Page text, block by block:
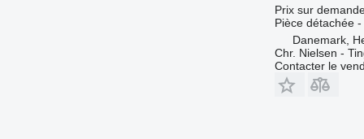
Prix sur
Pièce détachée
Danemark,
Chr. Nielsen -
Contacter le